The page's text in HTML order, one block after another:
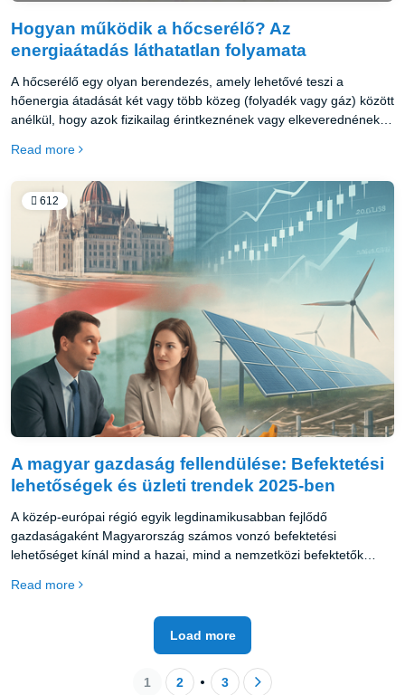
Hogyan működik a hőcserélő? Az
energiaátadás láthatatlan folyamata
A hőcserélő egy olyan berendezés, amely lehetővé teszi a
hőenergia átadását két vagy több közeg (folyadék vagy gáz) között
anélkül, hogy azok fizikailag érintkeznének vagy elkeverednének
Read more
612
A magyar gazdaság fellendülése: Befektetési
lehetőségek és üzleti trendek 2025-ben
A közép-európai régió egyik legdinamikusabban fejlődő
gazdaságaként Magyarország számos vonzó befektetési
lehetőséget kínál mind a hazai, mind a nemzetközi befektetők
Read more
Load more
1 2 3